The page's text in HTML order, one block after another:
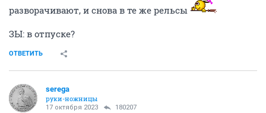
разворачивают, и снова в те же рельсы
ЗЫ: в отпуске?
ОТВЕТИТЬ
serega
руки-ножницы
17 октября 2023 180207